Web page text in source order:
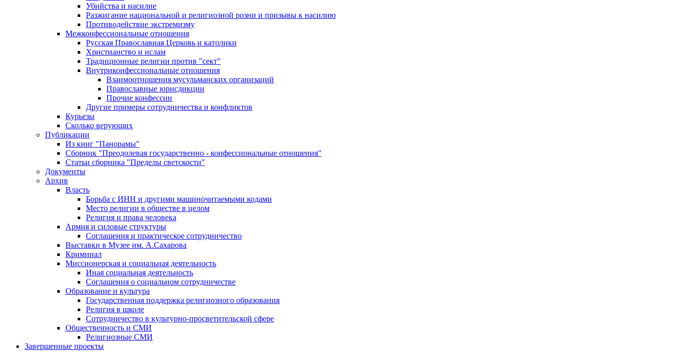
Убийства и насилие
Разжигание национальной и религиозной розни и призывы к насилию
Противодействие экстремизму
Межконфессиональные отношения
Русская Православная Церковь и католики
Христианство и ислам
Традиционные религии против "сект"
Внутриконфессиональные отношения
Взаимоотношения мусульманских организаций
Православные юрисдикции
Прочие конфессии
Другие примеры сотрудничества и конфликтов
Курьезы
Сколько верующих
Публикации
Из книг "Панорамы"
Сборник "Преодолевая государственно - конфессиональные отношения"
Статьи сборника "Пределы светскости"
Документы
Архив
Власть
Борьба с ИНН и другими машиночитаемыми кодами
Место религии в обществе в целом
Религия и права человека
Армия и силовые структуры
Соглашения и практическое сотрудничество
Выставки в Музее им. А.Сахарова
Криминал
Миссионерская и социальная деятельность
Иная социальная деятельность
Соглашения о социальном сотрудничестве
Образование и культура
Государственная поддержка религиозного образования
Религия в школе
Сотрудничество в культурно-просветительской сфере
Общественность и СМИ
Религиозные СМИ
Завершенные проекты